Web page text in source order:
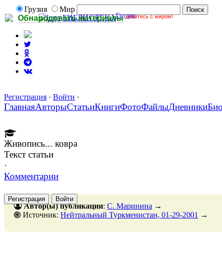
Обнародовать материалы делитесь с миром!
Грузия
Мир
БИБЛИОТЕКАГрузии
Регистрация · Войти ·
ГлавнаяАвторыСтатьиКнигиФотоФайлыДневники
Живопись... ковра
Текст статьи
·
Комментарии
Регистрация Войти
Автор(ы) публикации: С. Маринина →
Источник: Нейтральный Туркменистан, 01-29-2001 →